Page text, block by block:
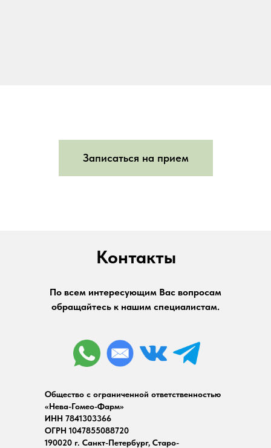
Записаться на прием
Общество с ограниченной ответственностью
«Нева-Гомео-Фарм»
ИНН 7841303366
ОГРН 1047855088720
190020 г. Санкт-Петербург, Старо-
Контакты
По всем интересующим Вас вопросам
обращайтесь к нашим специалистам.